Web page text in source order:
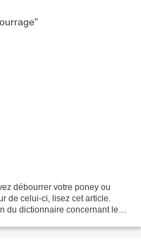
débourrer votre poney ou
de celui-ci, lisez cet article.
du dictionnaire concernant le